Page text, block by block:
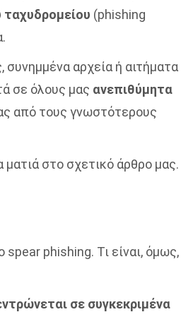
(phishing
αρχεία ή αιτήματα
σε όλους μας ανεπιθύμητα
από τους γνωστότερους
ματιά στο σχετικό άρθρο μας.
phishing. Τι είναι, όμως,
σε συγκεκριμένα